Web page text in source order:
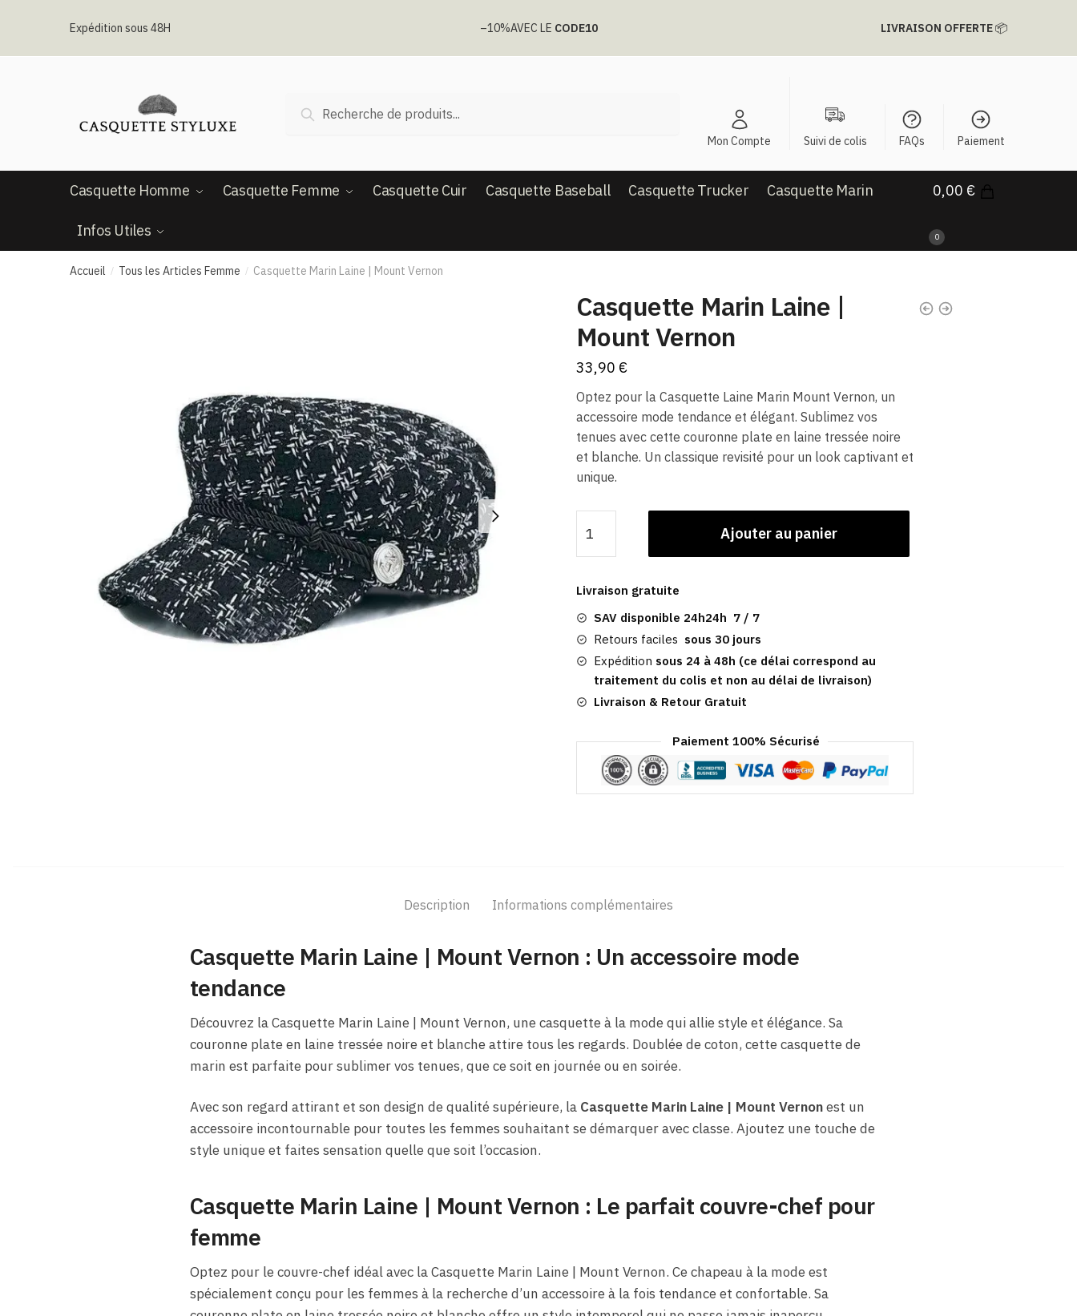
Expédition sous 48H –10%AVEC LE CODE10 LIVRAISON OFFERTE📦
pour :
Recherche
Mon Compte Suivi de colis FAQs Paiement
Casquette Homme Casquette Femme Casquette Cuir Casquette Baseball Casquette Trucker Casquette Marin
Infos Utiles
0,00 €
0
Accueil / Tous les Articles Femme / Casquette Marin Laine | Mount Vernon
Casquette Marin Laine |
Mount Vernon
33,90 €
Optez pour la Casquette Laine Marin Mount Vernon, un
accessoire mode tendance et élégant. Sublimez vos
tenues avec cette couronne plate en laine tressée noire
et blanche. Un classique revisité pour un look captivant et
unique.
de
Casquette
Laine
|
Mount
Vernon
Ajouter au panier
Livraison gratuite
SAV disponible 24h24h 7 / 7
Retours faciles sous 30 jours
Expédition sous 24 à 48h (ce délai correspond au
traitement du colis et non au délai de livraison)
Livraison & Retour Gratuit
Paiement 100% Sécurisé
Description Informations complémentaires
Casquette Marin Laine | Mount Vernon : Un accessoire mode
tendance
Découvrez la Casquette Marin Laine | Mount Vernon, une casquette à la mode qui allie style et élégance. Sa
couronne plate en laine tressée noire et blanche attire tous les regards. Doublée de coton, cette casquette de
marin est parfaite pour sublimer vos tenues, que ce soit en journée ou en soirée.
Avec son regard attirant et son design de qualité supérieure, la Casquette Marin Laine | Mount Vernonest un
accessoire incontournable pour toutes les femmes souhaitant se démarquer avec classe. Ajoutez une touche de
style unique et faites sensation quelle que soit l’occasion.
Casquette Marin Laine | Mount Vernon : Le parfait couvre-chef pour
femme
Optez pour le couvre-chef idéal avec la Casquette Marin Laine | Mount Vernon. Ce chapeau à la mode est
spécialement conçu pour les femmes à la recherche d’un accessoire à la fois tendance et confortable. Sa